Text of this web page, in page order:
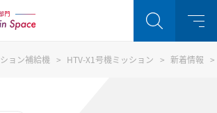
ョン補給機 HTV-X1号機ミッション 新着情報